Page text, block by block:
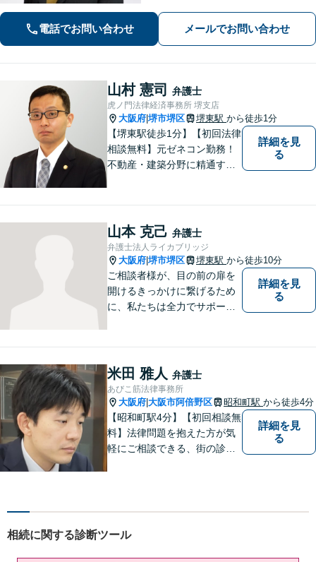
電話でお問い合わせ メールでお問い合わせ
山村 憲司 弁護士
虎ノ門法律経済事務所 堺支店
大阪府 堺市堺区 堺東駅 から徒歩1分
【堺東駅徒歩1分】【初回法律
相談無料】元ゼネコン勤務！
不動産・建築分野に精通する
す！全国の支店ネットワーク
を活かし、迅速な解決を目指
します。【夜間土日祝可】
詳細を見
る
山本 克己 弁護士
弁護士法人ライカブリッジ
大阪府 堺市堺区 堺東駅 から徒歩10分
ご相談者様が、目の前の扉を
開けるきっかけに繋げるため
に、私たちは全力でサポート
詳細を見
る
米田 雅人 弁護士
あびこ筋法律事務所
大阪府 大阪市阿倍野区 昭和町駅 から徒歩4分
【昭和町駅4分】【初回相談無
料】法律問題を抱えた方が気
軽にご相談できる、街の診療
い分野に対応しております。
【夜間・休日対応可】
詳細を見
る
相続に関する診断ツール